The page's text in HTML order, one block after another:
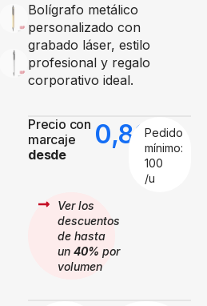
Bolígrafo metálico
personalizado con
grabado láser, estilo
profesional y regalo
corporativo ideal.
Precio con
marcaje
desde
0,89€
Pedido
mínimo:
100
/u
Ver los
descuentos
de hasta
un 40% por
volumen